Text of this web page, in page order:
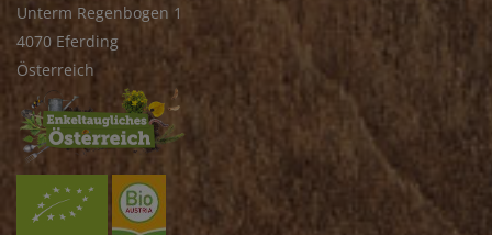
Unterm Regenbogen 1
4070 Eferding
Österreich